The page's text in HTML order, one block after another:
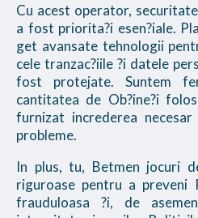
Cu acest operator,
a fost priorita?i esen?iale.
get avansate tehnologii
cele tranzac?iile ?i datele
fost protejate. Suntem
cantitatea de Ob?ine?i
furnizat increderea
probleme.
In plus, tu, Betmen jocuri
riguroase pentru a preveni
frauduloasa ?i, de